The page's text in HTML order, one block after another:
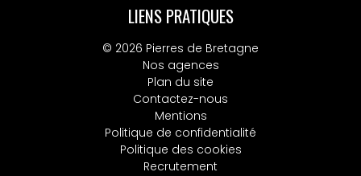
LIENS PRATIQUES
© 2026 Pierres de Bretagne
Nos agences
Plan du site
Contactez-nous
Mentions
Politique de confidentialité
Politique des cookies
Recrutement